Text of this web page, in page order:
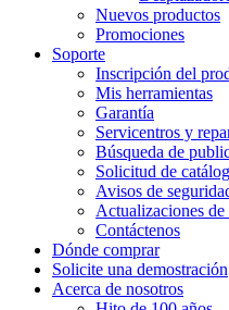
Nuevos productos
Promociones
Soporte
Inscripción del
Mis herramientas
Garantía
Servicentros y
Búsqueda de
Solicitud de
Avisos de
Actualizaciones
Contáctenos
Dónde comprar
Solicite una demostración
Acerca de nosotros